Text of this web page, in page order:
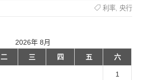
利率, 央行
2026年 8月
二 三 四 五 六
1